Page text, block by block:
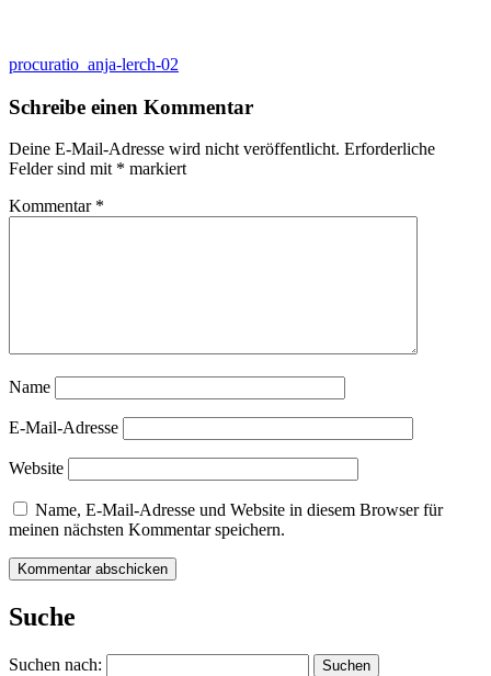
procuratio_anja-lerch-02
Schreibe einen Kommentar
Deine E-Mail-Adresse wird nicht veröffentlicht. Erforderliche
Felder sind mit * markiert
Kommentar *
Name
E-Mail-Adresse
Website
Name, E-Mail-Adresse und Website in diesem Browser für
meinen nächsten Kommentar speichern.
Suche
Suchen nach: